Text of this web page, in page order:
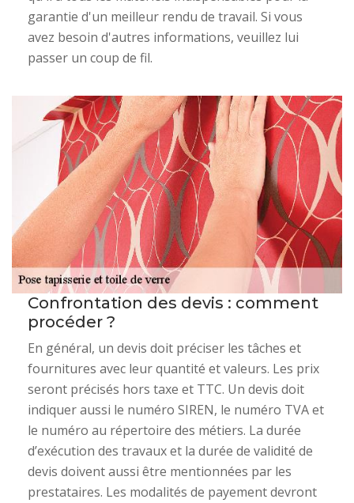
garantie d'un meilleur rendu de travail. Si vous
avez besoin d'autres informations, veuillez lui
passer un coup de fil.
Confrontation des devis : comment
procéder ?
En général, un devis doit préciser les tâches et
fournitures avec leur quantité et valeurs. Les prix
seront précisés hors taxe et TTC. Un devis doit
indiquer aussi le numéro SIREN, le numéro TVA et
le numéro au répertoire des métiers. La durée
d’exécution des travaux et la durée de validité de
devis doivent aussi être mentionnées par les
prestataires. Les modalités de payement devront